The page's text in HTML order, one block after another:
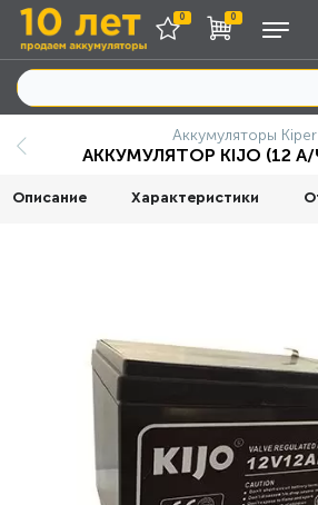
0 0
Аккумуляторы Kiper
АККУМУЛЯТОР KIJO (12 А/
Описание Характеристики